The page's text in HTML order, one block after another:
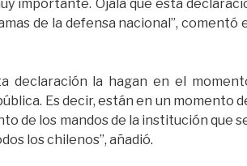
importante. Ojalá que esta
de la defensa nacional”,
declaración la hagan en el
Es decir, están en un momento
de los mandos de la institución que
los chilenos”, añadió.